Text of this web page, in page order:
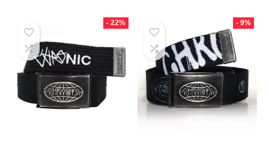
R$34,90.R$29,90.
R$46,90.
- 22% - 9%